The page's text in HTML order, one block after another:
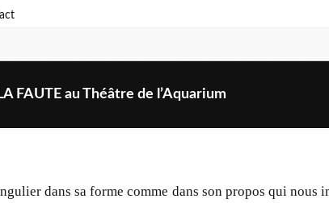
FAUTE au Théâtre de l’Aquarium
dans sa forme comme dans son propos qui nous